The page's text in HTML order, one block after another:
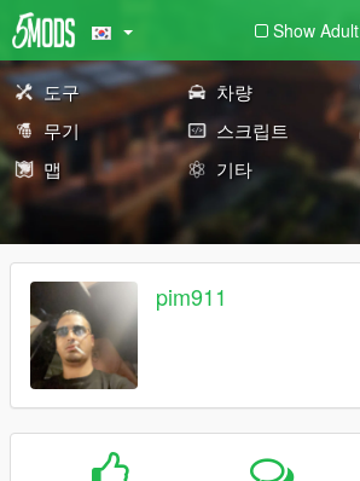
Show Adult
도구 차량
무기
스크립트
맵
기타
pim911